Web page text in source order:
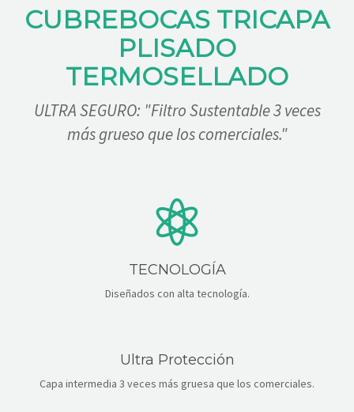
ALIANZAS
CUBREBOCAS TRICAPA
PLISADO
TERMOSELLADO
ULTRA SEGURO: "Filtro Sustentable 3 veces
más grueso que los comerciales."
TECNOLOGÍA
Diseñados con alta tecnología.
Ultra Protección
Capa intermedia 3 veces más gruesa que los comerciales.